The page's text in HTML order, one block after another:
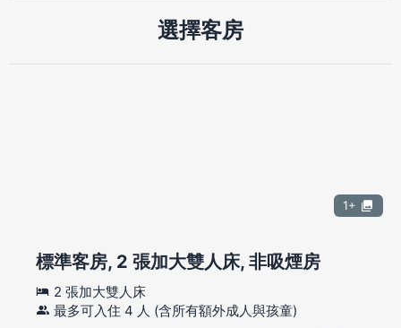
選擇客房
1+
標準客房, 2 張加大雙人床, 非吸煙房
2 張加大雙人床
最多可入住 4 人 (含所有額外成人與孩童)